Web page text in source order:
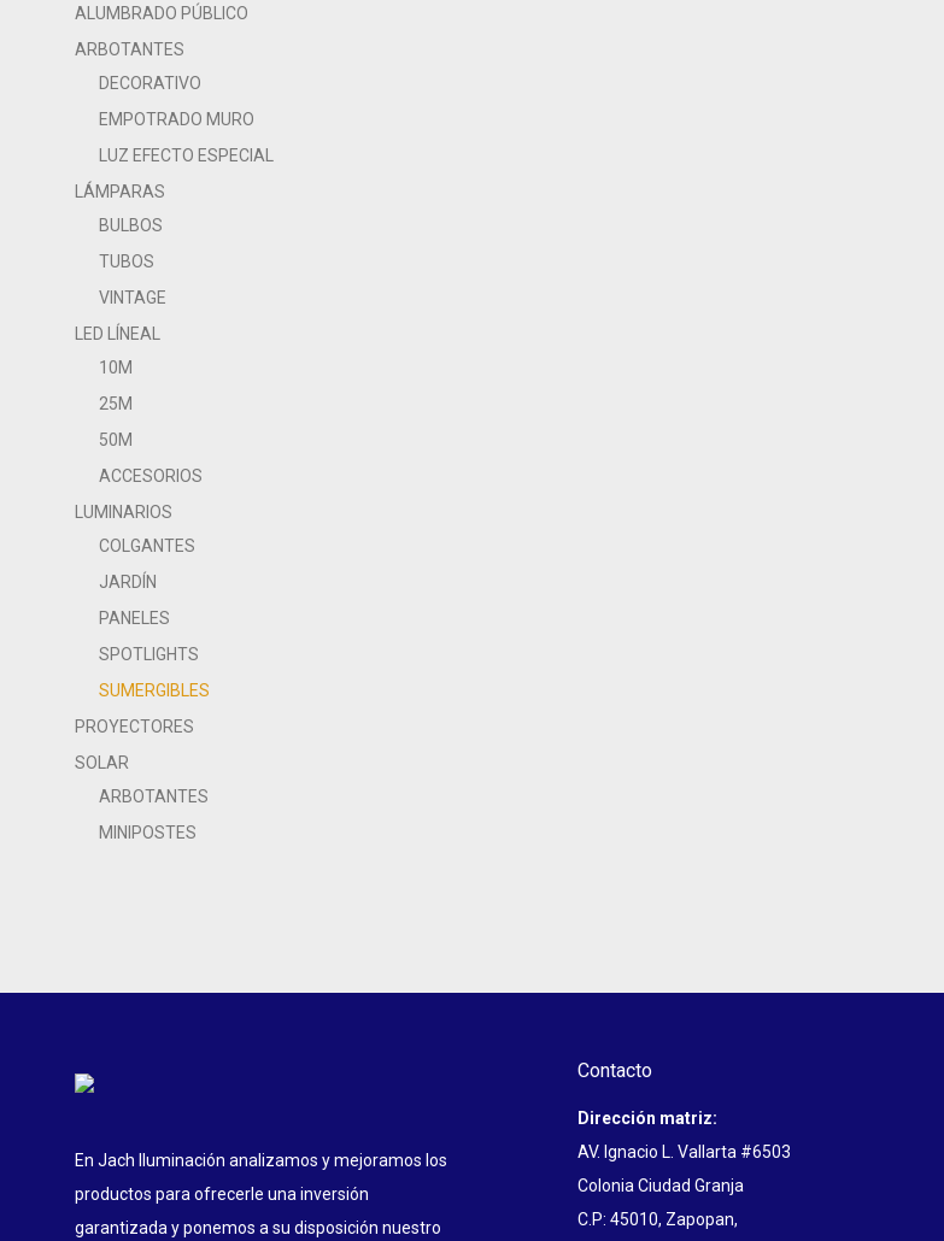
ALUMBRADO PÚBLICO
ARBOTANTES
DECORATIVO
EMPOTRADO MURO
LUZ EFECTO ESPECIAL
LÁMPARAS
BULBOS
TUBOS
VINTAGE
LED LÍNEAL
10M
25M
50M
ACCESORIOS
LUMINARIOS
COLGANTES
JARDÍN
PANELES
SPOTLIGHTS
SUMERGIBLES
PROYECTORES
SOLAR
ARBOTANTES
MINIPOSTES
En Jach Iluminación analizamos y mejoramos los
productos para ofrecerle una inversión
garantizada y ponemos a su disposición nuestro
Contacto
Dirección matriz:
AV. Ignacio L. Vallarta #6503
Colonia Ciudad Granja
C.P: 45010, Zapopan,